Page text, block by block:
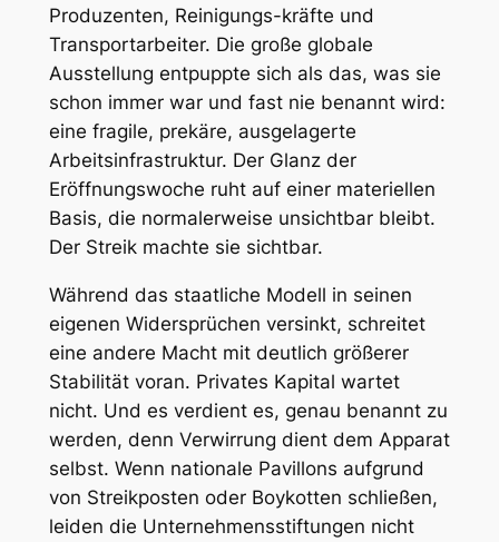
Produzenten, Reinigungs-kräfte und
Transportarbeiter. Die große globale
Ausstellung entpuppte sich als das, was sie
schon immer war und fast nie benannt wird:
eine fragile, prekäre, ausgelagerte
Arbeitsinfrastruktur. Der Glanz der
Eröffnungswoche ruht auf einer materiellen
Basis, die normalerweise unsichtbar bleibt.
Der Streik machte sie sichtbar.
Während das staatliche Modell in seinen
eigenen Widersprüchen versinkt, schreitet
eine andere Macht mit deutlich größerer
Stabilität voran. Privates Kapital wartet
nicht. Und es verdient es, genau benannt zu
werden, denn Verwirrung dient dem Apparat
selbst. Wenn nationale Pavillons aufgrund
von Streikposten oder Boykotten schließen,
leiden die Unternehmensstiftungen nicht